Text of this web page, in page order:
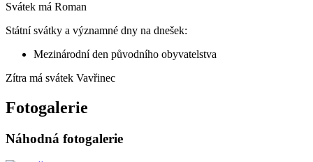
Svátek má Roman
Státní svátky a významné dny na dnešek:
Mezinárodní den původního obyvatelstva
Zítra má svátek Vavřinec
Fotogalerie
Náhodná fotogalerie